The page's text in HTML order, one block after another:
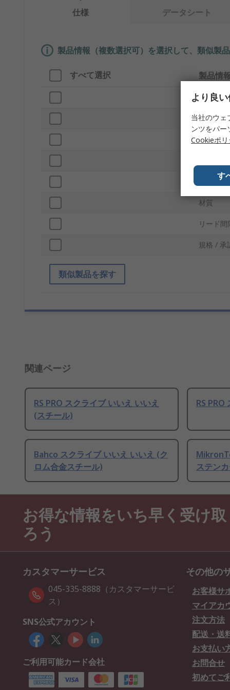
仕様 データシート
製品情報（複数選択可）を選択して、類似製
すべて選択 製品情
ブランド
プロダク
ダイヤモ
ポイン
材質
リード間
規格 / 承
類似製品を探す
関連ページ
RS PRO スクライブ いいえ いいえ
(スチール)
RS PRO
Bahco スクライブ いいえ いいえ (ク
ロム合金スチール)
ステン
お得な情報をいち早く受け取
ろう
カスタマーサービス
045-335-8888（カスタマーサービ
ス）
SNS公式アカウント
ご利用可能カード会社
その他の
お客様サ
マイアカ
注文方法
配送・送
お支払い
お問合せ
初めてご
より良
当社のウェ
ンツをパ
Cookieポリ
す